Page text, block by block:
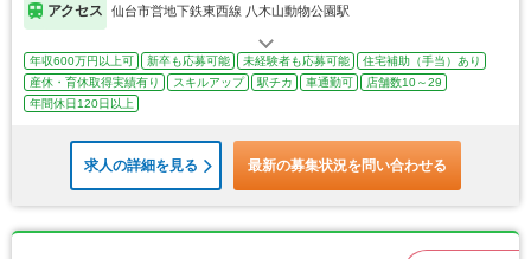
アクセス 仙台市営地下鉄東西線 八木山動物公園駅
年収600万円以上可 新卒も応募可能 未経験者も応募可能
住宅補助（手当）あり
産休・育休取得実績有り
スキルアップ 駅チカ 車通勤可
店舗数10～29
年間休日120日以上
求人の詳細を見る 最新の募集状況を問い合わせる